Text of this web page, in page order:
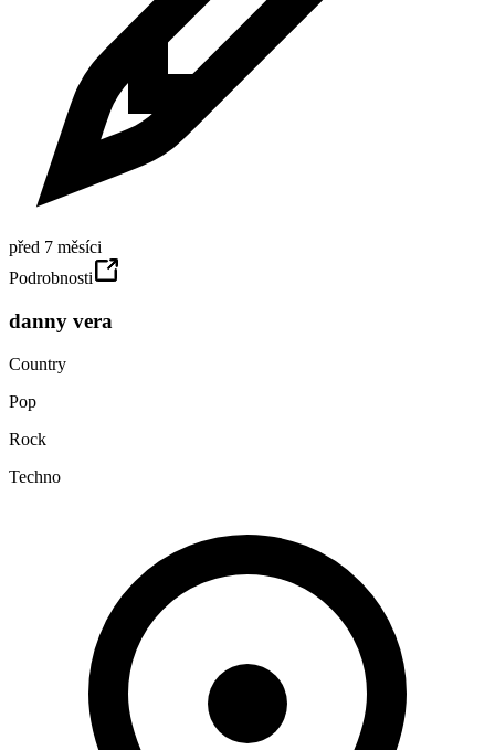
před 7 měsíci
Podrobnosti
danny vera
Country
Pop
Rock
Techno